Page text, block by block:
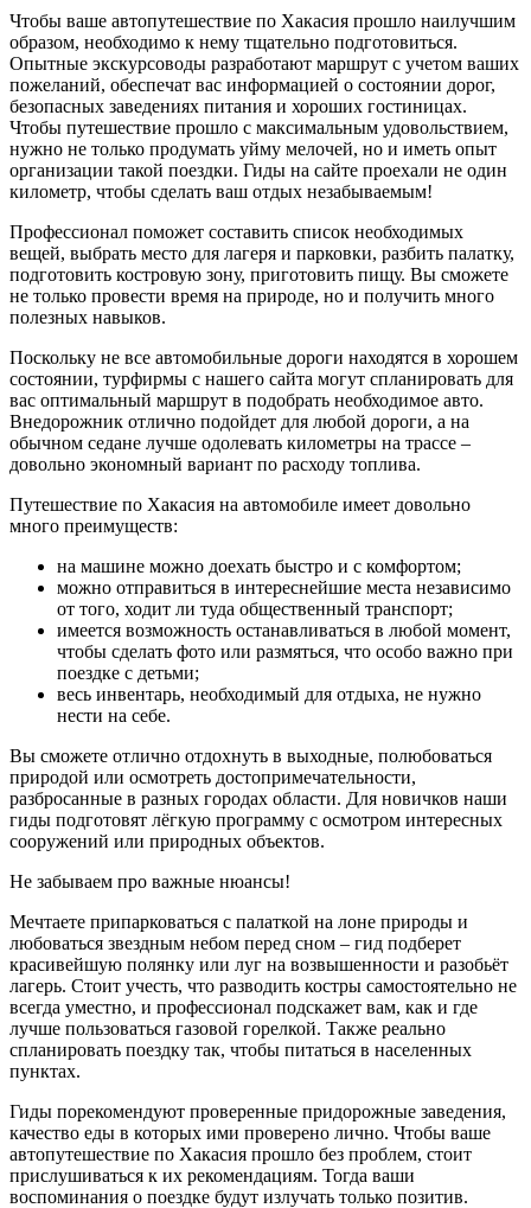
Чтобы ваше автопутешествие по Хакасия прошло наилучшим
образом, необходимо к нему тщательно подготовиться.
Опытные экскурсоводы разработают маршрут с учетом ваших
пожеланий, обеспечат вас информацией о состоянии дорог,
безопасных заведениях питания и хороших гостиницах.
Чтобы путешествие прошло с максимальным удовольствием,
нужно не только продумать уйму мелочей, но и иметь опыт
организации такой поездки. Гиды на сайте проехали не один
километр, чтобы сделать ваш отдых незабываемым!
Профессионал поможет составить список необходимых
вещей, выбрать место для лагеря и парковки, разбить палатку,
подготовить костровую зону, приготовить пищу. Вы сможете
не только провести время на природе, но и получить много
полезных навыков.
Поскольку не все автомобильные дороги находятся в хорошем
состоянии, турфирмы с нашего сайта могут спланировать для
вас оптимальный маршрут в подобрать необходимое авто.
Внедорожник отлично подойдет для любой дороги, а на
обычном седане лучше одолевать километры на трассе –
довольно экономный вариант по расходу топлива.
Путешествие по Хакасия на автомобиле имеет довольно
много преимуществ:
на машине можно доехать быстро и с комфортом;
можно отправиться в интереснейшие места независимо
от того, ходит ли туда общественный транспорт;
имеется возможность останавливаться в любой момент,
чтобы сделать фото или размяться, что особо важно при
поездке с детьми;
весь инвентарь, необходимый для отдыха, не нужно
нести на себе.
Вы сможете отлично отдохнуть в выходные, полюбоваться
природой или осмотреть достопримечательности,
разбросанные в разных городах области. Для новичков наши
гиды подготовят лёгкую программу с осмотром интересных
сооружений или природных объектов.
Не забываем про важные нюансы!
Мечтаете припарковаться с палаткой на лоне природы и
любоваться звездным небом перед сном – гид подберет
красивейшую полянку или луг на возвышенности и разобьёт
лагерь. Стоит учесть, что разводить костры самостоятельно не
всегда уместно, и профессионал подскажет вам, как и где
лучше пользоваться газовой горелкой. Также реально
спланировать поездку так, чтобы питаться в населенных
пунктах.
Гиды порекомендуют проверенные придорожные заведения,
качество еды в которых ими проверено лично. Чтобы ваше
автопутешествие по Хакасия прошло без проблем, стоит
прислушиваться к их рекомендациям. Тогда ваши
воспоминания о поездке будут излучать только позитив.